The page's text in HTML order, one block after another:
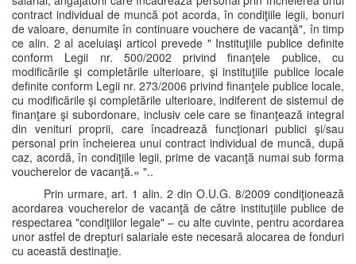
contract individual de muncă pot acorda, în condiţiile legii, bonuri
de valoare, denumite în continuare vouchere de vacanţă", în timp
ce alin. 2 al aceluiaşi articol prevede " Instituţiile publice definite
conform Legii nr. 500/2002 privind finanţele publice, cu
modificările şi completările ulterioare, şi instituţiile publice locale
definite conform Legii nr. 273/2006 privind finanţele publice locale,
cu modificările şi completările ulterioare, indiferent de sistemul de
finanţare şi subordonare, inclusiv cele care se finanţează integral
din venituri proprii, care încadrează funcţionari publici şi/sau
personal prin încheierea unui contract individual de muncă, după
caz, acordă, în condiţiile legii, prime de vacanţă numai sub forma
voucherelor de vacanţă.» "..
Prin urmare, art. 1 alin. 2 din O.U.G. 8/2009 condiţionează
acordarea voucherelor de vacanţă de către instituţiile publice de
respectarea "condiţiilor legale" – cu alte cuvinte, pentru acordarea
unor astfel de drepturi salariale este necesară alocarea de fonduri
cu această destinaţie.